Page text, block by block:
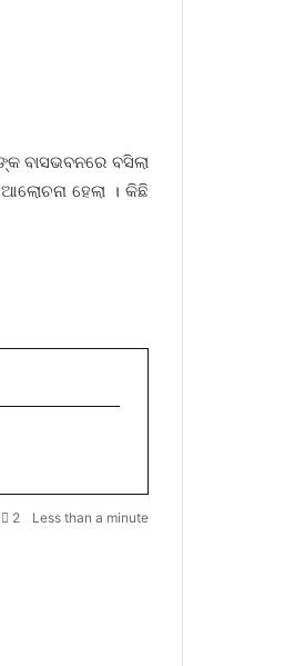
ବାସଭବନରେ ବସିଲା
ହେଲା । କିଛି
2 Less than a minute